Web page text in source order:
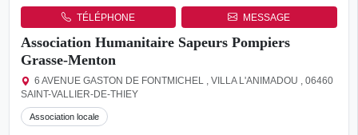
TÉLÉPHONE MESSAGE
Association Humanitaire Sapeurs Pompiers
Grasse-Menton
6 AVENUE GASTON DE FONTMICHEL , VILLA L'ANIMADOU , 06460
SAINT-VALLIER-DE-THIEY
Association locale